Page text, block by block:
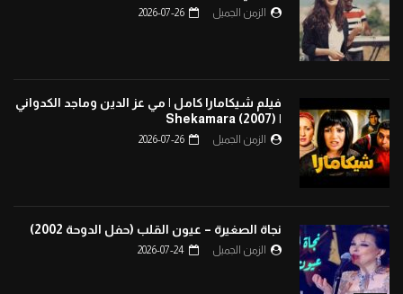
الزمن الجميل 2026-07-26
فيلم شيكامارا كامل | مي عز الدين وماجد الكدواني
| Shekamara (2007)
الزمن الجميل 2026-07-26
نجاة الصغيرة – عيون القلب (حفل الدوحة 2002)
الزمن الجميل 2026-07-24